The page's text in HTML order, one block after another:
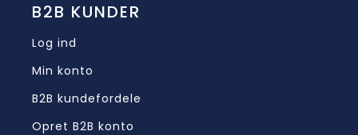
B2B KUNDER
Log ind
Min konto
B2B kundefordele
Opret B2B konto